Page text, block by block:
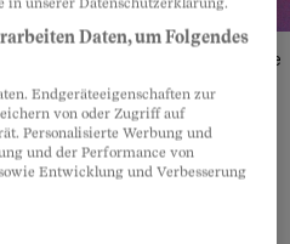
locken Frauen an, die
verkaufen sollen.
Beobachter
Daten, um Folgendes
Endgeräteeigenschaften zur
von oder Zugriff auf
Personalisierte Werbung und
und der Performance von
Entwicklung und Verbesserung